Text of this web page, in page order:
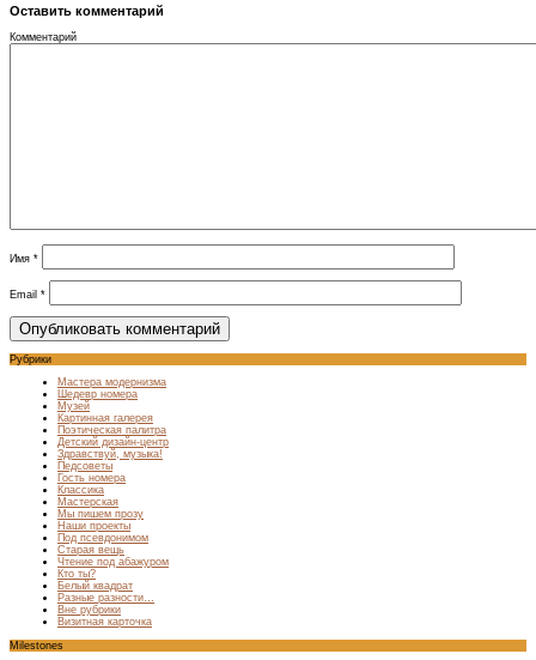
Оставить комментарий
Комментарий
Имя *
Email *
Рубрики
Мастера модернизма
Шедевр номера
Музей
Картинная галерея
Поэтическая палитра
Детский дизайн-центр
Здравствуй, музыка!
Педсоветы
Гость номера
Классика
Мастерская
Мы пишем прозу
Наши проекты
Под псевдонимом
Старая вещь
Чтение под абажуром
Кто ты?
Белый квадрат
Разные разности…
Вне рубрики
Визитная карточка
Milestones